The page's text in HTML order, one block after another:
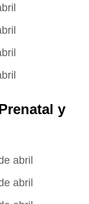
y
abril
abril